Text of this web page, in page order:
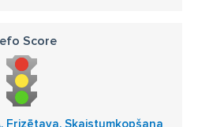
Score
Frizētava, Skaistumkopšana